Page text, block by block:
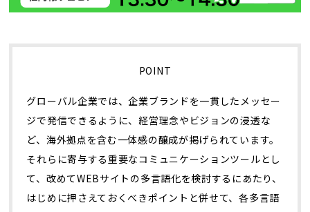
POINT
グローバル企業では、企業ブランドを一貫したメッセー
ジで発信できるように、経営理念やビジョンの浸透な
ど、海外拠点を含む一体感の醸成が掲げられています。
それらに寄与する重要なコミュニケーションツールとし
て、改めてWEBサイトの多言語化を検討するにあたり、
はじめに押さえておくべきポイントと併せて、各多言語